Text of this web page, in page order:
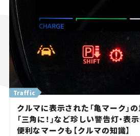
クルマに表示された「亀マーク」の
「三角に！」など珍しい警告灯・表
便利なマークも【クルマの知識】
Traffic